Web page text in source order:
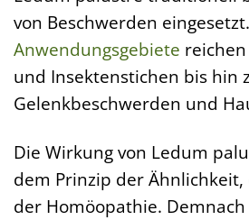
von Beschwerden
Anwendungsgebiete
und Insektenstichen bis hin
Gelenkbeschwerden und
Die Wirkung von Ledum
dem Prinzip der
der Homöopathie.